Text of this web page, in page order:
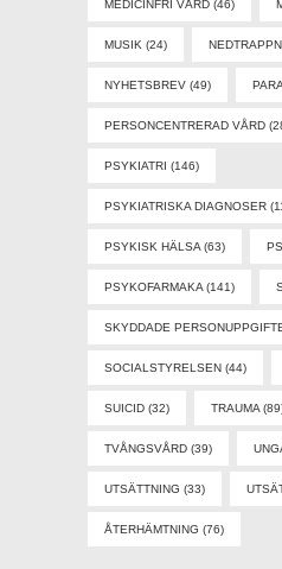
MEDICINFRI VÅRD (46)
MUSIK (24)
NYHETSBREV (49)
PERSONCENTRERAD VÅRD
PSYKIATRI (146)
PSYKIATRISKA DIAGNOSER
PSYKISK HÄLSA (63)
PSYKOFARMAKA (141)
SKYDDADE
SOCIALSTYRELSEN (44)
SUICID (32) TRAUMA
TVÅNGSVÅRD (39)
UTSÄTTNING (33)
ÅTERHÄMTNING (76)